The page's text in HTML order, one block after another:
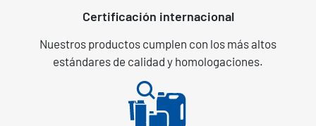
Certificación internacional
Nuestros productos cumplen con los más altos
estándares de calidad y homologaciones.